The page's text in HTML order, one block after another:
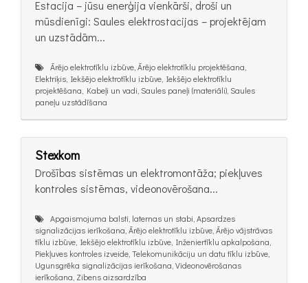
Estacija – jūsu enerģija vienkārši, droši un
mūsdienīgi: Saules elektrostacijas – projektējam
un uzstādām...
Ārējo elektrotīklu izbūve, Ārējo elektrotīklu projektēšana,
Elektriķis, Iekšējo elektrotīklu izbūve, Iekšējo elektrotīklu
projektēšana, Kabeļi un vadi, Saules paneļi (materiāli), Saules
paneļu uzstādīšana
Stexkom
Drošības sistēmas un elektromontāža; piekļuves
kontroles sistēmas, videonovērošana...
Apgaismojuma balsti, laternas un stabi, Apsardzes
signalizācijas ierīkošana, Ārējo elektrotīklu izbūve, Ārējo vājstrāvas
tīklu izbūve, Iekšējo elektrotīklu izbūve, Inženiertīklu apkalpošana,
Piekļuves kontroles izveide, Telekomunikāciju un datu tīklu izbūve,
Ugunsgrēka signalizācijas ierīkošana, Videonovērošanas
ierīkošana, Zibens aizsardzība